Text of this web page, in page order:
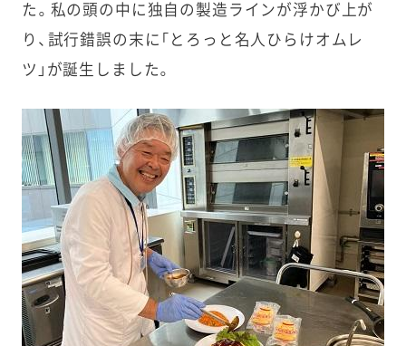
た。私の頭の中に独自の製造ラインが浮かび上が
り、試行錯誤の末に「とろっと名人ひらけオムレ
ツ」が誕生しました。